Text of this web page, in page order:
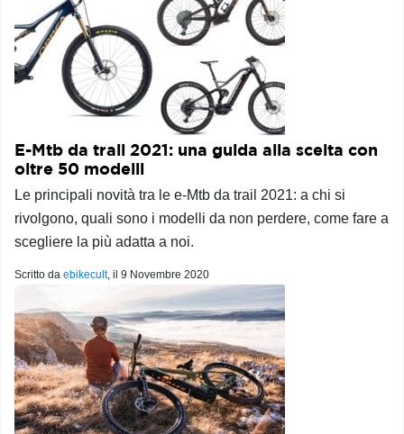
E-Mtb da trail 2021: una guida alla scelta con
oltre 50 modelli
Le principali novità tra le e-Mtb da trail 2021: a chi si
rivolgono, quali sono i modelli da non perdere, come fare a
scegliere la più adatta a noi.
Scritto da ebikecult, il 9 Novembre 2020